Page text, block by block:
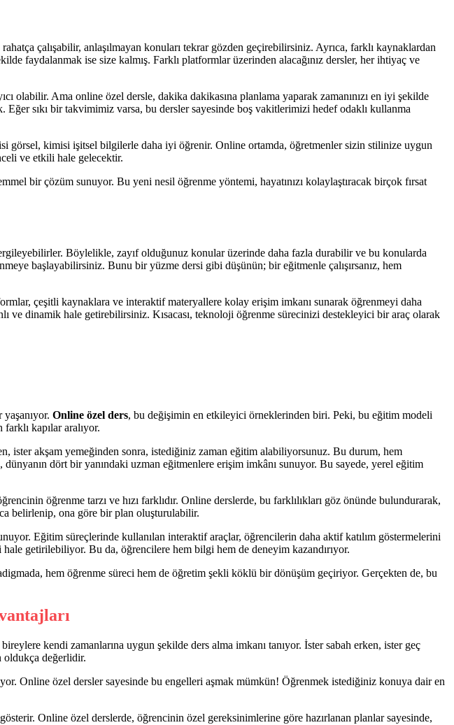
çalışabilir, anlaşılmayan konuları tekrar gözden geçirebilirsiniz. Ayrıca, farklı kaynaklardan
faydalanmak ise size kalmış. Farklı platformlar üzerinden alacağınız dersler, her ihtiyaç ve
olabilir. Ama online özel dersle, dakika dakikasına planlama yaparak zamanınızı en iyi şekilde
sıkı bir takvimimiz varsa, bu dersler sayesinde boş vakitlerimizi hedef odaklı kullanma
görsel, kimisi işitsel bilgilerle daha iyi öğrenir. Online ortamda, öğretmenler sizin stilinize uygun
ve etkili hale gelecektir.
bir çözüm sunuyor. Bu yeni nesil öğrenme yöntemi, hayatınızı kolaylaştıracak birçok fırsat
Böylelikle, zayıf olduğunuz konular üzerinde daha fazla durabilir ve bu konularda
başlayabilirsiniz. Bunu bir yüzme dersi gibi düşünün; bir eğitmenle çalışırsanız, hem
çeşitli kaynaklara ve interaktif materyallere kolay erişim imkanı sunarak öğrenmeyi daha
ve dinamik hale getirebilirsiniz. Kısacası, teknoloji öğrenme sürecinizi destekleyici bir araç olarak
Online özel ders, bu değişimin en etkileyici örneklerinden biri. Peki, bu eğitim modeli
kapılar aralıyor.
ister akşam yemeğinden sonra, istediğiniz zaman eğitim alabiliyorsunuz. Bu durum, hem
dört bir yanındaki uzman eğitmenlere erişim imkânı sunuyor. Bu sayede, yerel eğitim
öğrenme tarzı ve hızı farklıdır. Online derslerde, bu farklılıkları göz önünde bulundurarak,
belirlenip, ona göre bir plan oluşturulabilir.
Eğitim süreçlerinde kullanılan interaktif araçlar, öğrencilerin daha aktif katılım göstermelerini
getirilebiliyor. Bu da, öğrencilere hem bilgi hem de deneyim kazandırıyor.
hem öğrenme süreci hem de öğretim şekli köklü bir dönüşüm geçiriyor. Gerçekten de, bu
kendi zamanlarına uygun şekilde ders alma imkanı tanıyor. İster sabah erken, ister geç
oldukça değerlidir.
Online özel dersler sayesinde bu engelleri aşmak mümkün! Öğrenmek istediğiniz konuya dair en
Online özel derslerde, öğrencinin özel gereksinimlerine göre hazırlanan planlar sayesinde,